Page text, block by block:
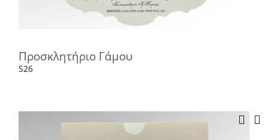
Προσκλητήριο Γάμου
S26